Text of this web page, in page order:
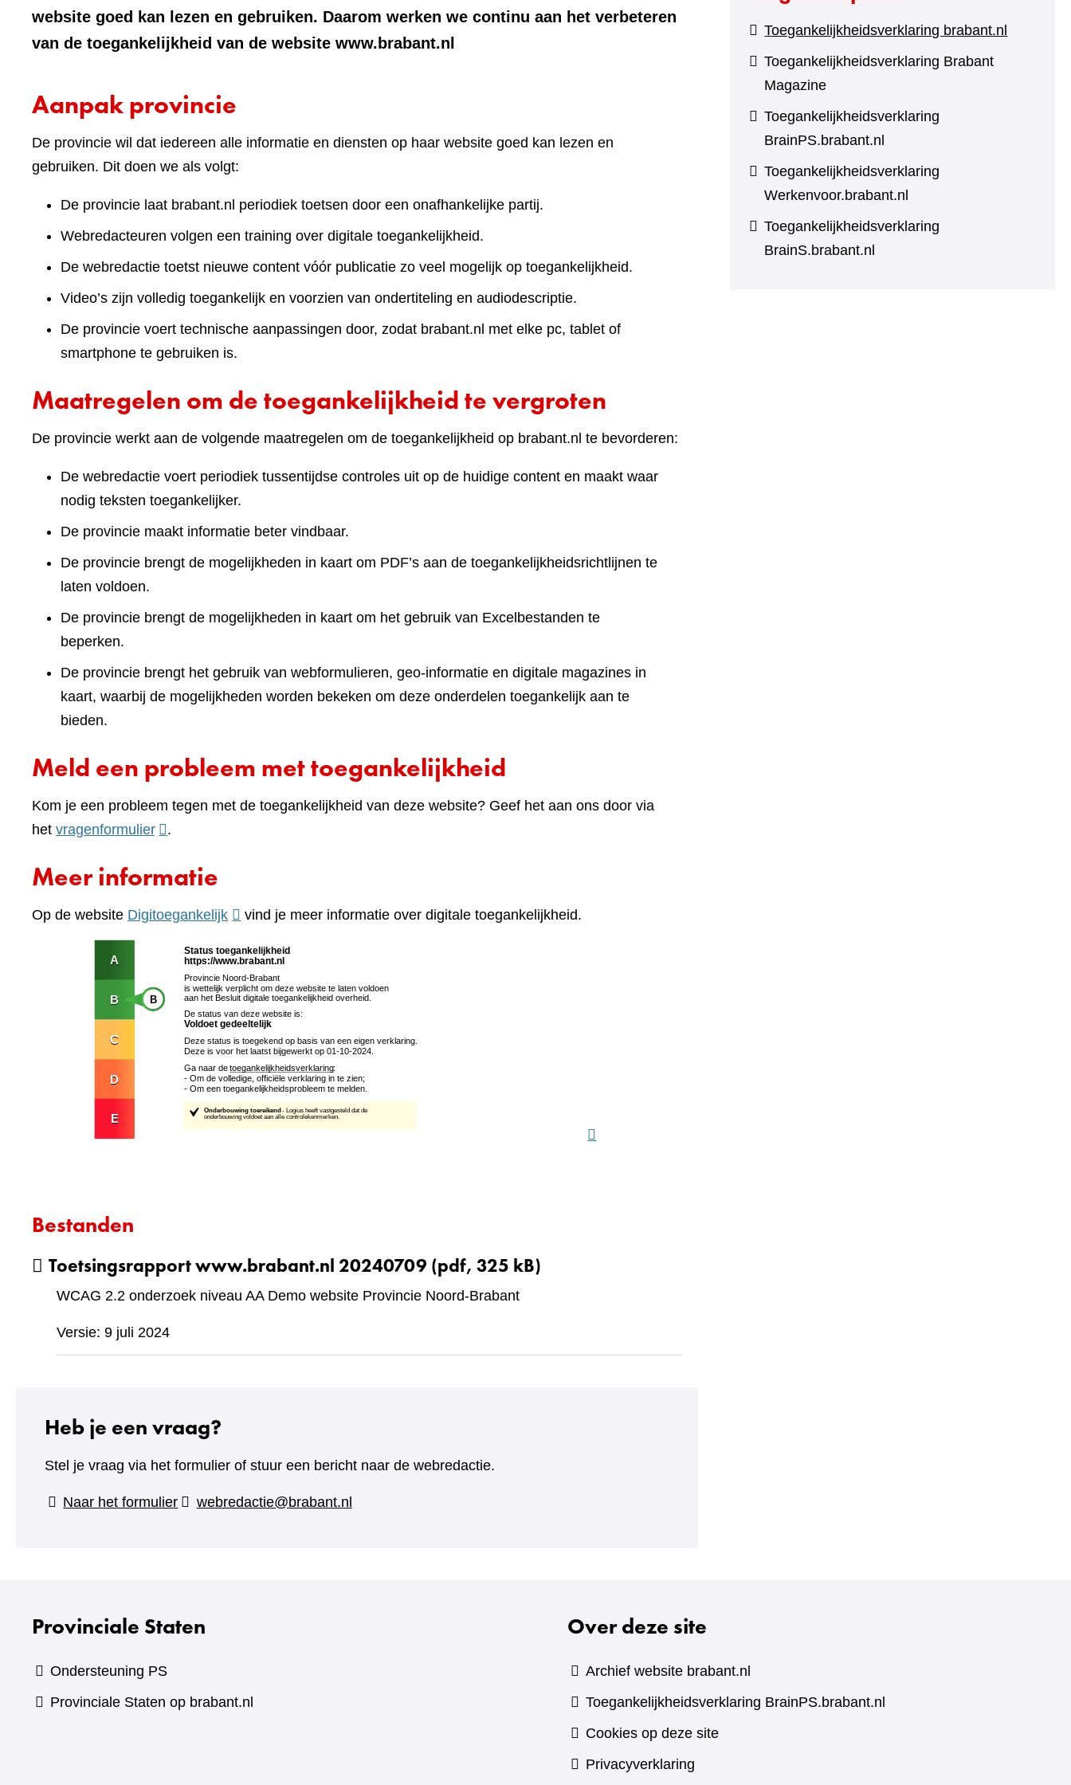
website goed kan lezen en gebruiken. Daarom werken we continu aan het verbeteren
van de toegankelijkheid van de website www.brabant.nl
Aanpak provincie
De provincie wil dat iedereen alle informatie en diensten op haar website goed kan lezen en
gebruiken. Dit doen we als volgt:
De provincie laat brabant.nl periodiek toetsen door een onafhankelijke partij.
Webredacteuren volgen een training over digitale toegankelijkheid.
De webredactie toetst nieuwe content vóór publicatie zo veel mogelijk op toegankelijkheid.
Video’s zijn volledig toegankelijk en voorzien van ondertiteling en audiodescriptie.
De provincie voert technische aanpassingen door, zodat brabant.nl met elke pc, tablet of
smartphone te gebruiken is.
Maatregelen om de toegankelijkheid te vergroten
De provincie werkt aan de volgende maatregelen om de toegankelijkheid op brabant.nl te bevorderen:
De webredactie voert periodiek tussentijdse controles uit op de huidige content en maakt waar
nodig teksten toegankelijker.
De provincie maakt informatie beter vindbaar.
De provincie brengt de mogelijkheden in kaart om PDF’s aan de toegankelijkheidsrichtlijnen te
laten voldoen.
De provincie brengt de mogelijkheden in kaart om het gebruik van Excelbestanden te
beperken.
De provincie brengt het gebruik van webformulieren, geo-informatie en digitale magazines in
kaart, waarbij de mogelijkheden worden bekeken om deze onderdelen toegankelijk aan te
bieden.
Meld een probleem met toegankelijkheid
Kom je een probleem tegen met de toegankelijkheid van deze website? Geef het aan ons door via
het vragenformulier(verwijst
een
website)
.
Meer informatie
Op de website Digitoegankelijk(verwijst
een
andere
website)
vind je meer informatie over digitale toegankelijkheid.
Bestanden
Toetsingsrapport www.brabant.nl 20240709 (pdf, 325 kB)
WCAG 2.2 onderzoek niveau AA Demo website Provincie Noord-Brabant
Versie: 9 juli 2024
Heb je een vraag?
Stel je vraag via het formulier of stuur een bericht naar de webredactie.
Naar het formulier(verwijst
webredactie@brabant.nl
Toegankelijkheidsverklaring brabant.nl
Toegankelijkheidsverklaring Brabant
Magazine
Toegankelijkheidsverklaring
BrainPS.brabant.nl
Toegankelijkheidsverklaring
Werkenvoor.brabant.nl
Toegankelijkheidsverklaring
BrainS.brabant.nl
Provinciale Staten
Ondersteuning PS
Provinciale Staten op brabant.nl
Over deze site
Archief website brabant.nl
Toegankelijkheidsverklaring BrainPS.brabant.nl
Cookies op deze site
Privacyverklaring